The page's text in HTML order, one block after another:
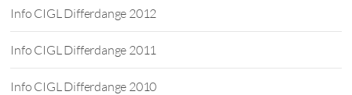
Info CIGL Differdange 2012
Info CIGL Differdange 2011
Info CIGL Differdange 2010